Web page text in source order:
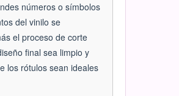
números o símbolos
del vinilo se
el proceso de corte
final sea limpio y
los rótulos sean ideales